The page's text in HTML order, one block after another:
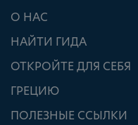
О НАС
НАЙТИ ГИДА
ОТКРОЙТЕ ДЛЯ СЕБЯ
ГРЕЦИЮ
ПОЛЕЗНЫЕ ССЫЛКИ